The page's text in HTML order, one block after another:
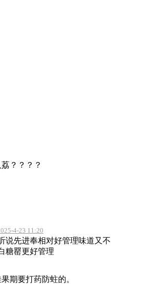
？？？？
4-23 11:20
说先进奉相对好管理味道又不
糖罂更好管理
期要打药防蛀的。